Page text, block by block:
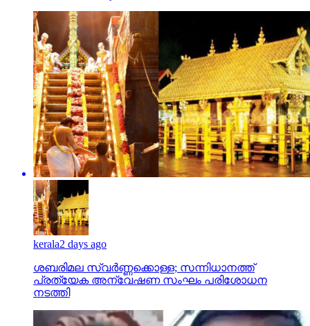
kerala2 days ago
ശബരിമല സ്വര്‍ണ്ണക്കൊള്ള; സന്നിധാനത്ത്
പ്രത്യേക അന്വേഷണ സംഘം പരിശോധന
നടത്തി